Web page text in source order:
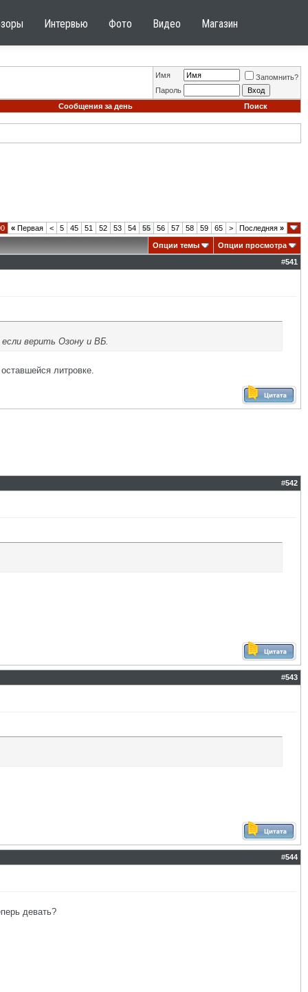
Интервью Фото Видео Магазин
Имя
Запомнить?
Пароль
Сообщения за день Поиск
« Первая < 5 45 51 52 53 54 55 56 57 58 59 65 > Последняя »
Опции темы
Опции просмотра
#541
верить Озону и ВБ.
литровке.
#542
#543
#544
девать?